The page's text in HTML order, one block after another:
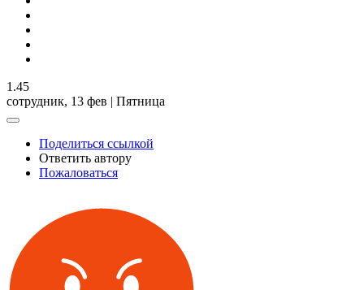
1.45
сотрудник, 13 фев | Пятница
Поделиться ссылкой
Ответить автору
Пожаловаться